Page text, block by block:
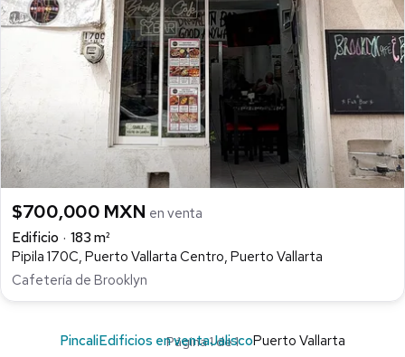
$700,000 MXN en venta
Edificio
183 m²
Pipila 170C, Puerto Vallarta Centro, Puerto Vallarta
Cafetería de Brooklyn
Página 1 de 1
PincaliEdificios en ventaJaliscoPuerto Vallarta